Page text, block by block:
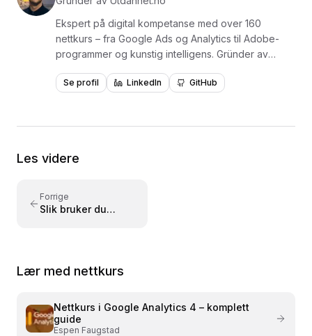
Ekspert på digital kompetanse med over 160
nettkurs – fra Google Ads og Analytics til Adobe-
programmer og kunstig intelligens. Gründer av
formidlere av digital læring, med over 1,5 millioner
Media og Adresseavisen. Forfatter av læreboken
2015. Kursene er bygget på praktisk læring med
og viderekomne.
Se profil LinkedIn GitHub
Les videre
Forrige
Slik bruker du
Lær med nettkurs
Nettkurs i Google Analytics 4 – komplett
guide
Espen Faugstad